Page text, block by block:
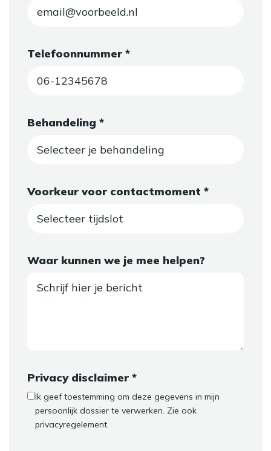
Telefoonnummer *
Behandeling *
Voorkeur voor contactmoment *
Waar kunnen we je mee helpen?
Privacy disclaimer *
Ik geef toestemming om deze gegevens in mijn
persoonlijk dossier te verwerken. Zie ook
privacyregelement.